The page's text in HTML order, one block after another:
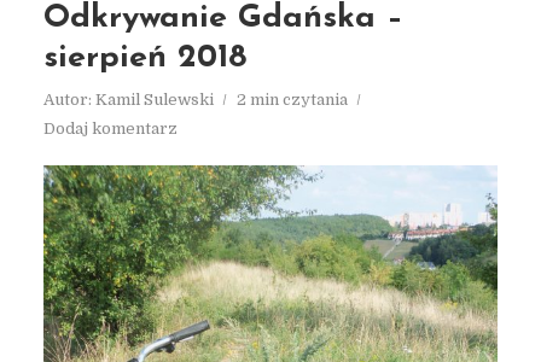
Odkrywanie Gdańska –
sierpień 2018
Autor: Kamil Sulewski
2 min czytania
Dodaj komentarz